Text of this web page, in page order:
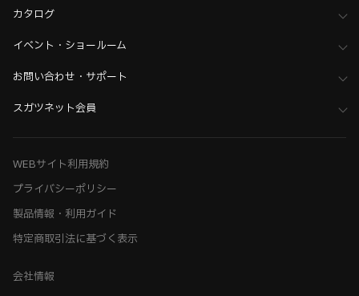
カタログ
イベント・ショールーム
お問い合わせ・サポート
スガツネット会員
WEBサイト利用規約
プライバシーポリシー
製品情報・利用ガイド
特定商取引法に基づく表示
会社情報